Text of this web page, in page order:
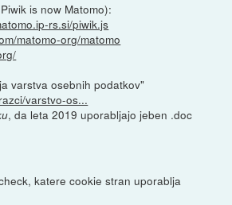
is now Matomo):
rs.si/piwik.js
matomo-org/matomo
varstva osebnih podatkov"
varstvo-os...
, da leta 2019 uporabljajo jeben .doc
katere cookie stran uporablja